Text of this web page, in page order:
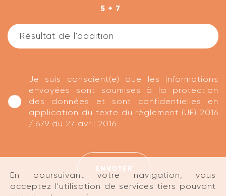
En poursuivant votre navigation, vous
acceptez l'utilisation de services tiers pouvant
5 + 7
Je suis conscient(e) que les informations
envoyées sont soumises à la protection
des données et sont confidentielles en
application du texte du règlement (UE) 2016
/ 679 du 27 avril 2016.
ENVOYER